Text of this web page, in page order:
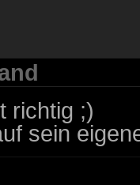
richtig ;)
sein